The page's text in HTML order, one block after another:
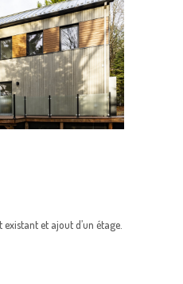
et ajout d’un étage.